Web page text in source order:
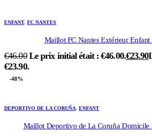
ENFANT, FC NANTES
Maillot FC Nantes Extérieur
€46.00 Le prix initial était : €46.00.€23.90
€23.90.
-48%
DEPORTIVO DE LA CORUÑA, ENFANT
Maillot Deportivo de La Coruña Domicile